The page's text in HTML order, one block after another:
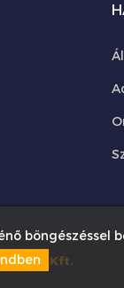
Kft.
böngészéssel